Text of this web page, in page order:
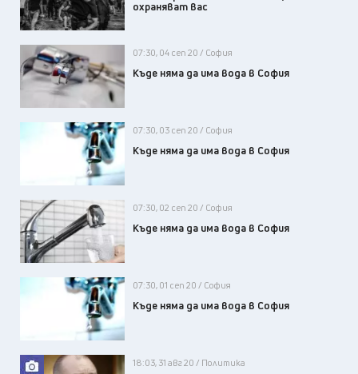
охраняват вас
07:30, 04 сеп 20 / София
Къде няма да има вода в София
07:30, 03 сеп 20 / София
Къде няма да има вода в София
07:30, 02 сеп 20 / София
Къде няма да има вода в София
07:30, 01 сеп 20 / София
Къде няма да има вода в София
18:03, 31 авг 20 / Политика